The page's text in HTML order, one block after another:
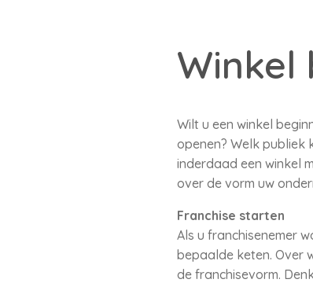
Winkel
Wilt u een winkel
openen? Welk publiek
inderdaad een winkel
over de vorm uw
Franchise starten
Als u franchisenemer
bepaalde keten. Over
de franchisevorm.